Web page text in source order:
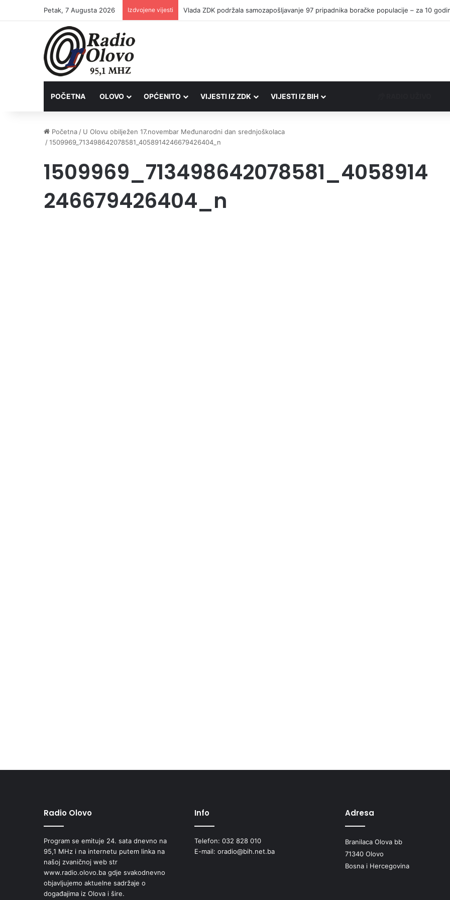
Petak, 7 Augusta 2026 Izdvojene vijesti
POČETNA OLOVO OPĆENITO VIJESTI IZ ZDK VIJESTI IZ BIH
Početna / U Olovu obilježen 17.novembar Međunarodni dan srednjoškolaca
/1509969_713498642078581_4058914246679426404_n
1509969_713498642078581_4058914
246679426404_n
Radio Olovo
Program se emituje 24. sata dnevno na
95,1 MHz i na internetu putem linka na
našoj zvaničnoj web str
www.radio.olovo.ba gdje svakodnevno
objavljujemo aktuelne sadržaje o
događajima iz Olova i šire.
Info
Telefon: 032 828 010
E-mail: oradio@bih.net.ba
Adresa
Branilaca Olova bb
71340 Olovo
Bosna i Hercegovina